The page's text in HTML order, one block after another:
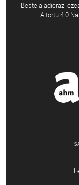
Bestela adierazi
Aitortu 4.0